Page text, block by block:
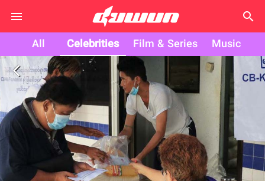
search
All Celebrities Film & Series Music
arrow_back_ios